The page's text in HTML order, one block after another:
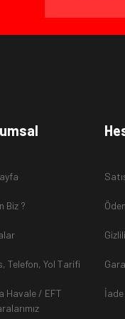
almış
"Gönderici Ödemeli”
Biz ?
Telefon, Yol Tarifi
Havale / EFT
İade